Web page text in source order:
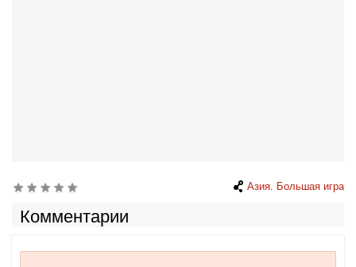
Азия. Большая игра
Комментарии